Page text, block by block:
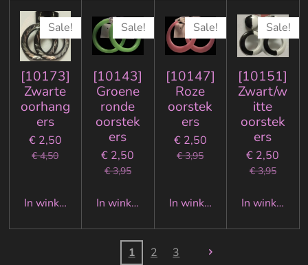
Sale!
[10173]
Zwarte
oorhang
ers
€ 2,50
€ 4,50
In winkelwagen
Sale!
[10143]
Groene
ronde
oorstek
ers
€ 2,50
€ 3,95
In winkelwagen
Sale!
[10147]
Roze
oorstek
ers
€ 2,50
€ 3,95
In winkelwagen
Sale!
[10151]
Zwart/w
itte
oorstek
ers
€ 2,50
€ 3,95
In
1 2 3